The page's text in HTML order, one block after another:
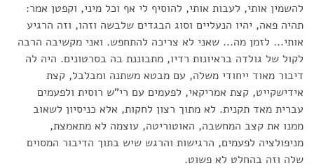
להשמין אותי, לעבות אותי, להוסיף לי אף וכל מיני, וקפטן אמר:
תהיה פאה, יהיו הנעליים וסוג הבגדים שלבשה וזהו, וזה הרגיע
אותי... לזמן מה... שאני לא צריכה להתחפש. ואני מקשיבה הרבה
לקול של גולדה בראיונות רדיו, מתבוננת בה בסרטונים. היה לה
דיבור מאוד ייחודי משלה, עם מבטא משתנה ומבלבל, קצת
אידישקייט, קצת אמריקאי, לפעמים עם רי"ש רוסית ולפעמים
עברית מאד תקנית. לא מתוך רצון לחקות, אלא כניסיון לשאוב
ממנו את קצב המחשבה, האוטוריטה, עוצמה לא מתאמצת,
מניפולציה לפעמים, הרגישות והרגש שיש בתוך הדיבור המסוים
שלה וזה בהחלט לא פשוט.